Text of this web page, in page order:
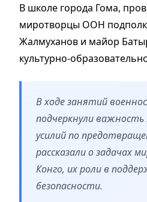
В школе города Гома,
миротворцы ООН
Жалмуханов и майор
культурно-
В ходе занятий
подчеркнули
усилий по
рассказали о задачах
Конго, их роли в
безопасности.